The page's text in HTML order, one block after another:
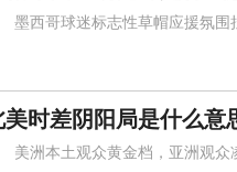
西哥球迷标志性草帽应援氛围
美时差阴阳局是什么意
洲本土观众黄金档，亚洲观众